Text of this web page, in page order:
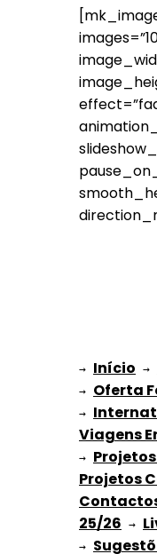
→ Início →
→ Oferta
→
Viagens
→
Projetos
25/26 →
→